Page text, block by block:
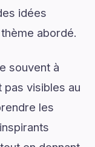
idées
abordé.
souvent à
visibles au
les